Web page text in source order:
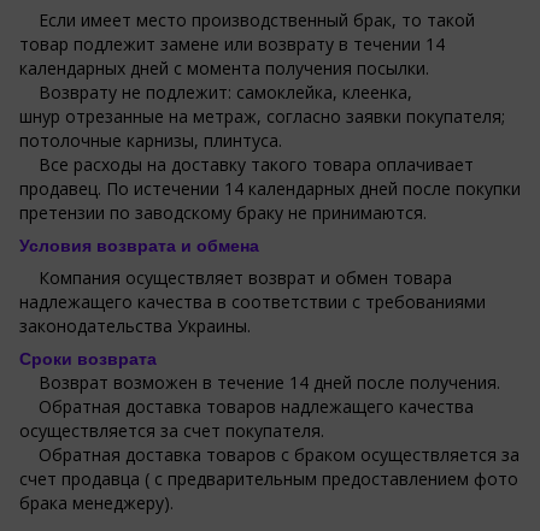
Если имеет место производственный брак, то такой
товар подлежит замене или возврату в течении 14
календарных дней с момента получения посылки.
Возврату не подлежит: самоклейка, клеенка,
шнур отрезанные на метраж, согласно заявки покупателя;
потолочные карнизы, плинтуса.
Все расходы на доставку такого товара оплачивает
продавец. По истечении 14 календарных дней после покупки
претензии по заводскому браку не принимаются.
Условия возврата и обмена
Компания осуществляет возврат и обмен товара
надлежащего качества в соответствии с требованиями
законодательства Украины.
Сроки возврата
Возврат возможен в течение 14 дней после получения.
Обратная доставка товаров надлежащего качества
осуществляется за счет покупателя.
Обратная доставка товаров с браком осуществляется за
счет продавца ( с предварительным предоставлением фото
брака менеджеру).